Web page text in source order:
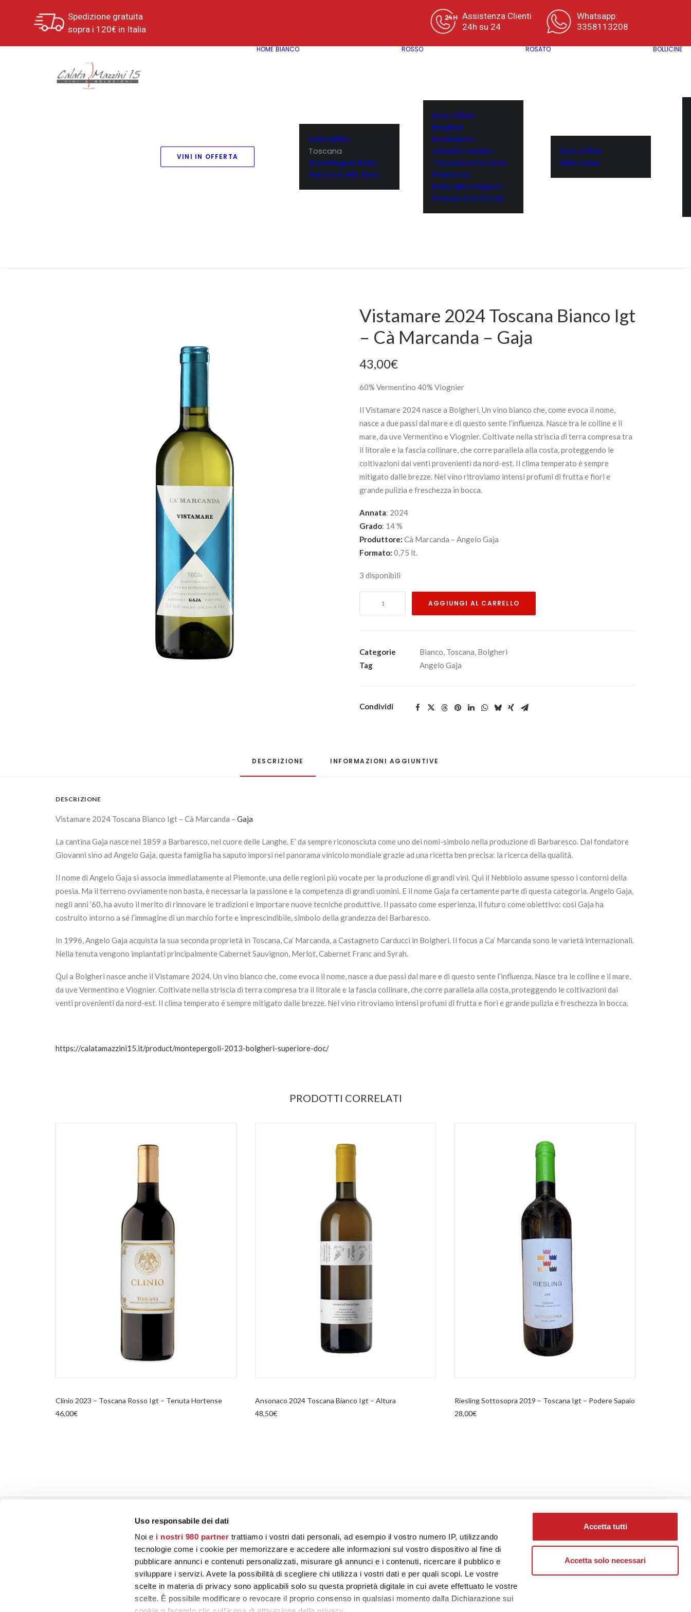
Uso responsabile dei dati
Noi e i nostri 980 partner trattiamo i vostri dati personali, ad esempio il vostro numero IP, utilizzando
tecnologie come i cookie per memorizzare e accedere alle informazioni sul vostro dispositivo al fine di
pubblicare annunci e contenuti personalizzati, misurare gli annunci e i contenuti, ricercare il pubblico e
sviluppare i servizi. Avete la possibilità di scegliere chi utilizza i vostri dati e per quali scopi. Le vostre
scelte in materia di privacy sono applicabili solo su questa proprietà digitale in cui avete effettuato le vostre
scelte. È possibile modificare o revocare il proprio consenso in qualsiasi momento dalla Dichiarazione sui
Accetta tutti
Accetta solo necessari
Spedizione gratuita
sopra i 120€ in Italia
Whatsapp:
3358113208
Assistenza Clienti
24h su 24
VINI IN OFFERTA
HOME BIANCO
Isola d’Elba
Toscana
Altre Regioni Italia
Francia e Altri Stati
ROSSO
Isola d’Elba
Bolgheri
Montalcino
Chianti Classico
Toscana Altre Zone
Piemonte
Italia Altre Regioni
Francia e Altri Stati
ROSATO
Isola d’Elba
Altre Zone
BOLLICINE
Vistamare 2024 Toscana Bianco Igt
– Cà Marcanda – Gaja
43,00€
60% Vermentino 40% Viognier
Il Vistamare 2024 nasce a Bolgheri. Un vino bianco che, come evoca il nome,
nasce a due passi dal mare e di questo sente l’influenza. Nasce tra le colline e il
mare, da uve Vermentino e Viognier. Coltivate nella striscia di terra compresa tra
il litorale e la fascia collinare, che corre parallela alla costa, proteggendo le
coltivazioni dai venti provenienti da nord-est. Il clima temperato è sempre
mitigato dalle brezze. Nel vino ritroviamo intensi profumi di frutta e fiori e
grande pulizia e freschezza in bocca.
Annata: 2024
Grado: 14 %
Produttore: Cà Marcanda – Angelo Gaja
Formato: 0,75 lt.
3 disponibili
Igt
-
-
AGGIUNGI AL CARRELLO
Categorie Bianco, Toscana, Bolgheri
Tag
Angelo Gaja
Condividi
DESCRIZIONE INFORMAZIONI AGGIUNTIVE
DESCRIZIONE
Vistamare 2024 Toscana Bianco Igt – Cà Marcanda – Gaja
La cantina Gaja nasce nel 1859 a Barbaresco, nel cuore delle Langhe. E’ da sempre riconosciuta come uno dei nomi-simbolo nella produzione di Barbaresco. Dal fondatore
Giovanni sino ad Angelo Gaja, questa famiglia ha saputo imporsi nel panorama vinicolo mondiale grazie ad una ricetta ben precisa: la ricerca della qualità.
Il nome di Angelo Gaja si associa immediatamente al Piemonte, una delle regioni più vocate per la produzione di grandi vini. Qui il Nebbiolo assume spesso i contorni della
poesia. Ma il terreno ovviamente non basta, è necessaria la passione e la competenza di grandi uomini. E il nome Gaja fa certamente parte di questa categoria. Angelo Gaja,
negli anni ’60, ha avuto il merito di rinnovare le tradizioni e importare nuove tecniche produttive. Il passato come esperienza, il futuro come obiettivo: così Gaja ha
costruito intorno a sé l’immagine di un marchio forte e imprescindibile, simbolo della grandezza del Barbaresco.
In 1996, Angelo Gaja acquista la sua seconda proprietà in Toscana, Ca’ Marcanda, a Castagneto Carducci in Bolgheri. Il focus a Ca’ Marcanda sono le varietà internazionali.
Nella tenuta vengono impiantati principalmente Cabernet Sauvignon, Merlot, Cabernet Franc and Syrah.
Qui a Bolgheri nasce anche il Vistamare 2024. Un vino bianco che, come evoca il nome, nasce a due passi dal mare e di questo sente l’influenza. Nasce tra le colline e il mare,
da uve Vermentino e Viognier. Coltivate nella striscia di terra compresa tra il litorale e la fascia collinare, che corre parallela alla costa, proteggendo le coltivazioni dai
venti provenienti da nord-est. Il clima temperato è sempre mitigato dalle brezze. Nel vino ritroviamo intensi profumi di frutta e fiori e grande pulizia e freschezza in bocca.
https://calatamazzini15.it/product/montepergoli-2013-bolgheri-superiore-doc/
PRODOTTI CORRELATI
Clinio 2023 – Toscana Rosso Igt – Tenuta Hortense
46,00€
Ansonaco 2024 Toscana Bianco Igt – Altura
48,50€
Riesling Sottosopra 2019 – Toscana Igt – Podere Sapaio
28,00€
PROSSIMO
ISCRIVITI ALA NOSTRA NEWSLETTER